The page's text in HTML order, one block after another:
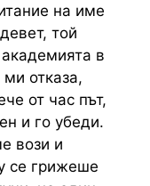
на име
той
в
отказа,
от час път,
и го убеди.
вози и
се грижеше